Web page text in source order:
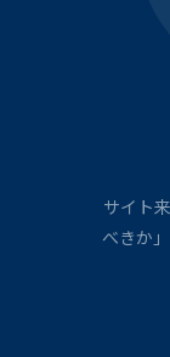
サイト
べきか